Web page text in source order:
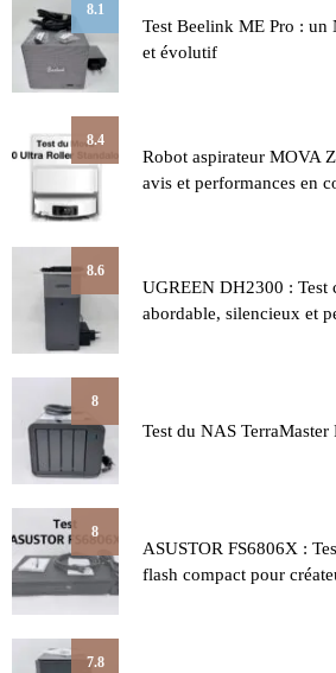
8.1
Test Beelink ME Pro :
et évolutif
8.4
Robot aspirateur MOVA
avis et performances en
8.6
UGREEN DH2300 : Test
abordable, silencieux et
8
Test du NAS TerraMaster
8
ASUSTOR FS6806X :
flash compact pour
7.8